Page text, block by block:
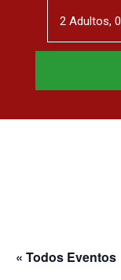
« Todos Eventos
2 Adultos, 0